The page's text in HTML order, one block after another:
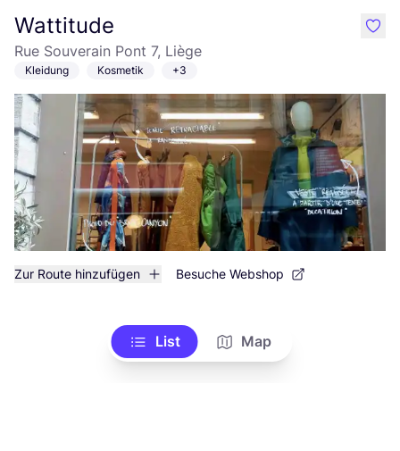
Wattitude
Rue Souverain Pont 7, Liège
Kleidung Kosmetik +3
Zur Route hinzufügen Besuche Webshop
like
List Map